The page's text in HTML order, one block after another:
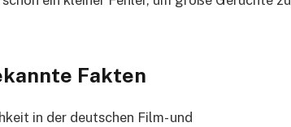
Fakten
in der deutschen Film- und